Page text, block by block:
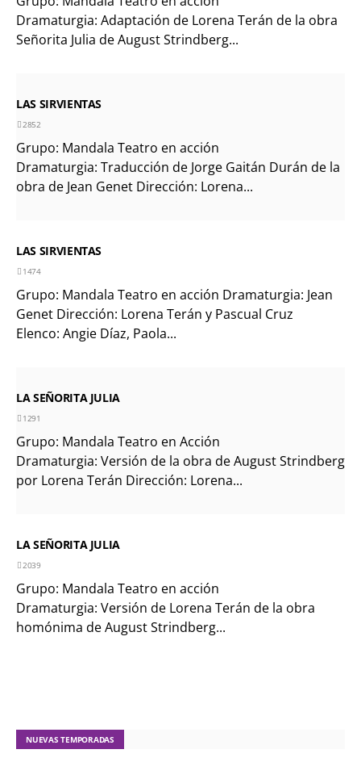
Dramaturgia: Adaptación de Lorena Terán de la obra
Señorita Julia de August Strindberg...
LAS SIRVIENTAS
2852
Grupo: Mandala Teatro en acción
Dramaturgia: Traducción de Jorge Gaitán Durán de la
obra de Jean Genet Dirección: Lorena...
LAS SIRVIENTAS
1474
Grupo: Mandala Teatro en acción Dramaturgia: Jean
Genet Dirección: Lorena Terán y Pascual Cruz
Elenco: Angie Díaz, Paola...
LA SEÑORITA JULIA
1291
Grupo: Mandala Teatro en Acción
Dramaturgia: Versión de la obra de August Strindberg
por Lorena Terán Dirección: Lorena...
LA SEÑORITA JULIA
2039
Grupo: Mandala Teatro en acción
Dramaturgia: Versión de Lorena Terán de la obra
homónima de August Strindberg...
NUEVAS TEMPORADAS